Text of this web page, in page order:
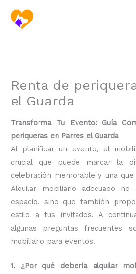
contenido
Renta de
el Guarda
Transforma Tu Evento: Guía
periqueras en Parres el Guarda
Al planificar un evento, el
crucial que puede marcar la
celebración memorable y una que
Alquilar mobiliario adecuado
espacio, sino que también
estilo a tus invitados. A
algunas preguntas frecuentes
mobiliario para eventos.
1. ¿Por qué debería alquilar